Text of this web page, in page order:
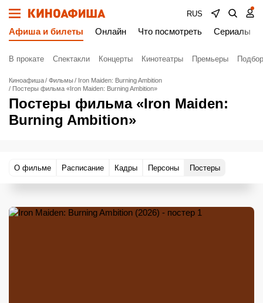
RUS
Афиша и билеты Онлайн Что посмотреть Сериалы
В прокате Спектакли Концерты Кинотеатры Премьеры
Киноафиша Фильмы
Iron Maiden: Burning Ambition
Постеры фильма «Iron Maiden: Burning Ambition»
Постеры фильма «Iron Maiden:
Burning Ambition»
О фильме Расписание Кадры Персоны Постеры